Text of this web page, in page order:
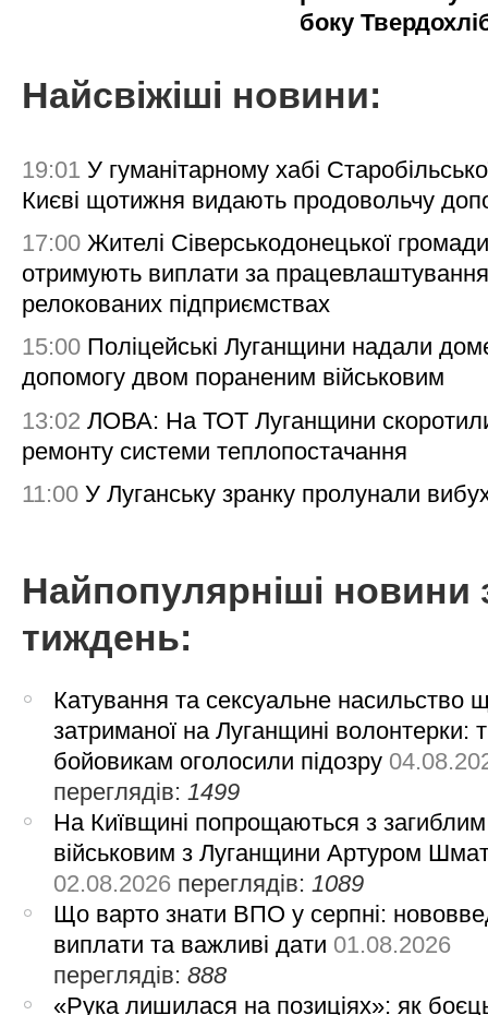
боку
Найсвіжіші новини:
19:01 У гуманітарному хабі
Києві щотижня видають продовольчу
17:00 Жителі Сіверськодонецької
отримують виплати за
релокованих підприємствах
15:00 Поліцейські Луганщини надали
допомогу двом пораненим військовим
13:02 ЛОВА: На ТОТ Луганщини
ремонту системи теплопостачання
11:00 У Луганську зранку пролунали
Найпопулярніші новини
тиждень:
Катування та сексуальне насильство
затриманої на Луганщині волонтерки:
бойовикам оголосили підозру
переглядів:1499
На Київщині попрощаються з загиблим
військовим з Луганщини Артуром
02.08.2026 переглядів:1089
Що варто знати ВПО у серпні:
виплати та важливі дати 01.08.2026
переглядів:888
«Рука лишилася на позиціях»: як